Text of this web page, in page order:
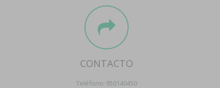
CONTACTO
Teléfono: 950140450